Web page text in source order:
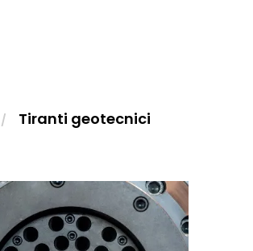
Tiranti geotecnici
ATTREZZATURE